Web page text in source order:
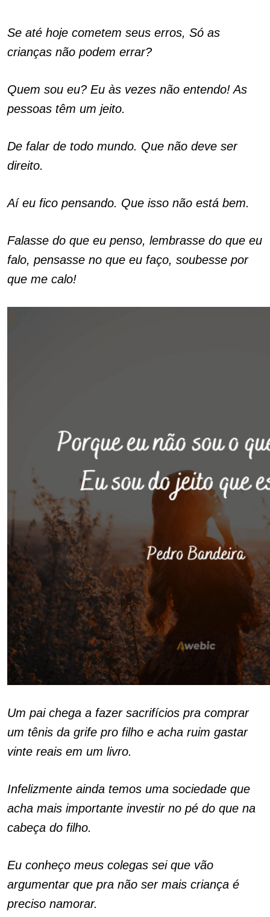
Se até hoje cometem seus erros, Só as
crianças não podem errar?
Quem sou eu? Eu às vezes não entendo! As
pessoas têm um jeito.
De falar de todo mundo. Que não deve ser
direito.
Aí eu fico pensando. Que isso não está bem.
Falasse do que eu penso, lembrasse do que eu
falo, pensasse no que eu faço, soubesse por
que me calo!
Um pai chega a fazer sacrifícios pra comprar
um tênis da grife pro filho e acha ruim gastar
vinte reais em um livro.
Infelizmente ainda temos uma sociedade que
acha mais importante investir no pé do que na
cabeça do filho.
Eu conheço meus colegas sei que vão
argumentar que pra não ser mais criança é
preciso namorar.